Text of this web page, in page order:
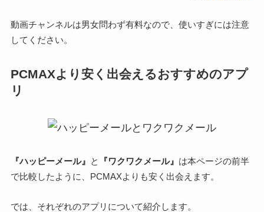
動画チャンネルは男女問わず有料なので、使いすぎには注意
してください。
PCMAXより安く出会えるおすすめのアプ
リ
『ハッピーメール』 と 『ワクワクメール』 は本ページの前半
で比較したように、PCMAXよりも安く出会えます。
では、それぞれのアプリについて紹介します。